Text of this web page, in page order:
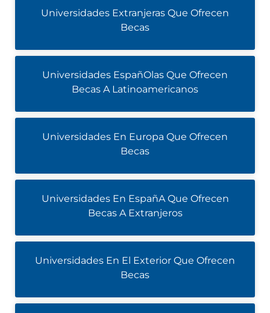
Universidades Extranjeras Que Ofrecen
Becas
Universidades EspañOlas Que Ofrecen
Becas A Latinoamericanos
Universidades En Europa Que Ofrecen
Becas
Universidades En EspañA Que Ofrecen
Becas A Extranjeros
Universidades En El Exterior Que Ofrecen
Becas